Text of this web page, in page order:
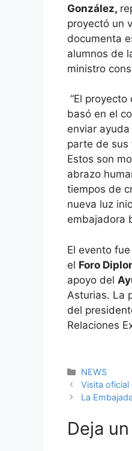
González,
proyectó un
documenta
alumnos de
ministro
“El
basó en el
enviar
parte de sus
Estos son
abrazo
tiempos de
nueva luz
embajadora
El evento
el Foro
apoyo del
Asturias. La
del
Relaciones
Categorías
NEWS
Visita oficial
La
Deja